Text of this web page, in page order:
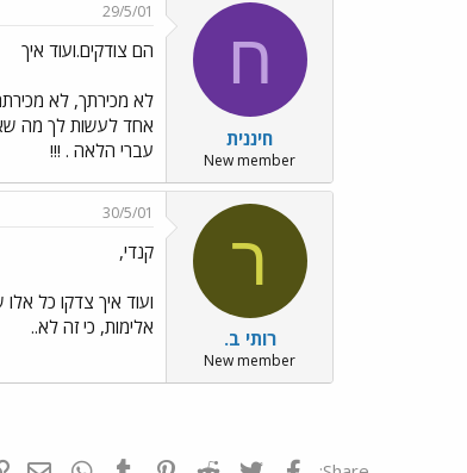
ח
חיננית
New member
29/5/01
הם צודקים.ועוד איך
לא מכירתך, לא
אחד לעשות לך מה
עברי הלאה . !!!
ר
רותי ב.
New member
30/5/01
קנדי,
ועוד איך צדקו כל
אלימות, כי זה לא..
פייסבוק Twitter
Reddit
Pinterest
Tumblr